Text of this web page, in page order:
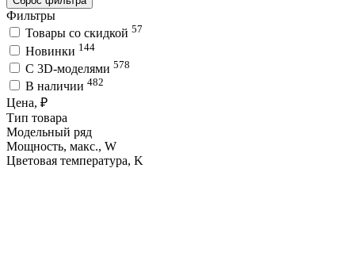
Фильтры
Товары со скидкой 57
Новинки 144
C 3D-моделями 578
В наличии 482
Цена, ₽
Тип товара
Модельный ряд
Мощность, макс., W
Цветовая температура, K